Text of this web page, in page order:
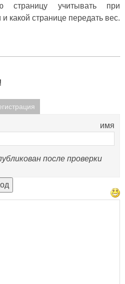
страницу учитывать при
какой странице передать вес.
имя
после проверки